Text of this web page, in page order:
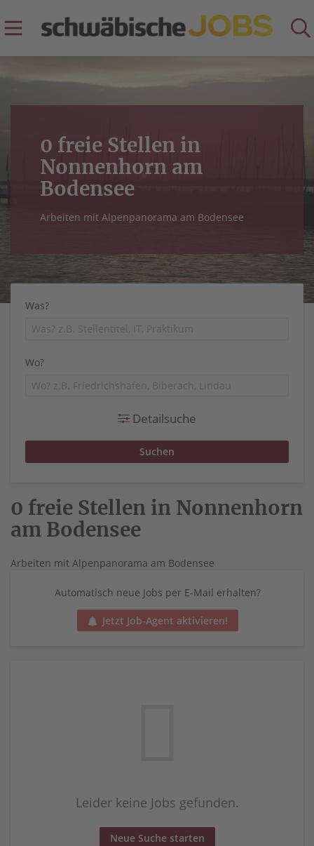
0 freie Stellen in
Nonnenhorn am
Bodensee
Arbeiten mit Alpenpanorama am Bodensee
Was?
Wo?
Detailsuche
0 freie Stellen in Nonnenhorn
am Bodensee
Arbeiten mit Alpenpanorama am Bodensee
Automatisch neue Jobs per E-Mail erhalten?
Jetzt Job-Agent aktivieren!
Leider keine Jobs gefunden.
Neue Suche starten